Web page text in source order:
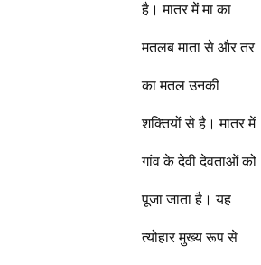
है। मातर में मा का
मतलब माता से और तर
का मतल उनकी
शक्तियों से है। मातर में
गांव के देवी देवताओं को
पूजा जाता है। यह
त्योहार मुख्य रूप से